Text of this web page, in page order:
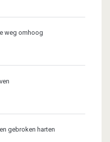
weg omhoog
gebroken harten